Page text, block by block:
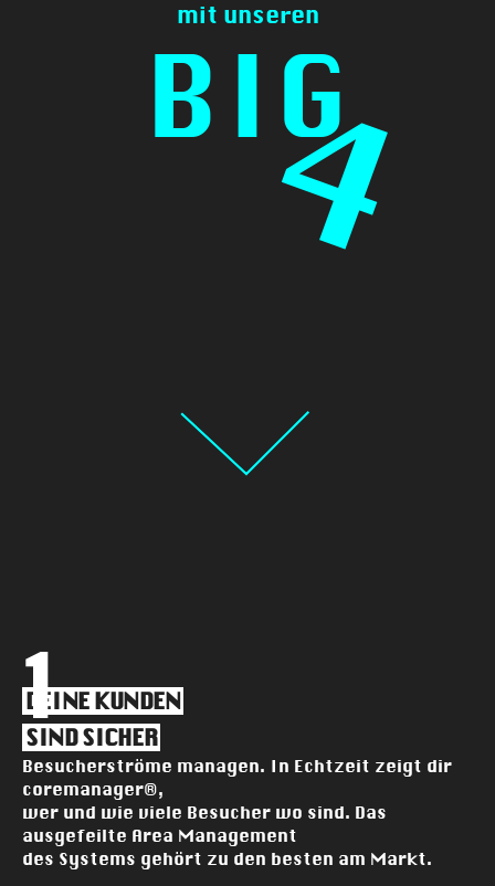
mit unseren
BIG
4
1
DEINE KUNDEN
SIND SICHER
Besucherströme managen. In Echtzeit zeigt dir
coremanager®,
wer und wie viele Besucher wo sind. Das
ausgefeilte Area Management
des Systems gehört zu den besten am Markt.